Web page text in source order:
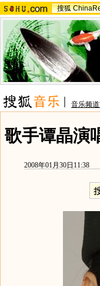
搜狐
音乐频
歌手谭晶演
2008年01月30日11:38